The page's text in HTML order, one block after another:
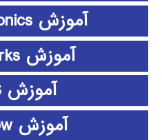
آموزش SimElectronics
آموزش SolidWorks
آموزش SPSS
آموزش stateflow